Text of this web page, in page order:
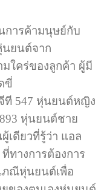
การค้ามนุษย์กับ
นยนต์จาก
ใคร่ของลูกค้า ผู้มี
ขี่
ที 547 หุ่นยนต์หญิง
หุ่นยนต์ชาย
เดียวที่รู้ว่า แอล
ทางการต้องการ
ภณีหุ่นยนต์เพื่อ